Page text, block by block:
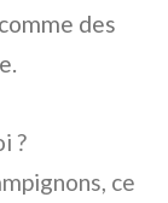
des
?
ce